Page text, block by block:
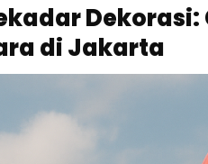
di Jakarta